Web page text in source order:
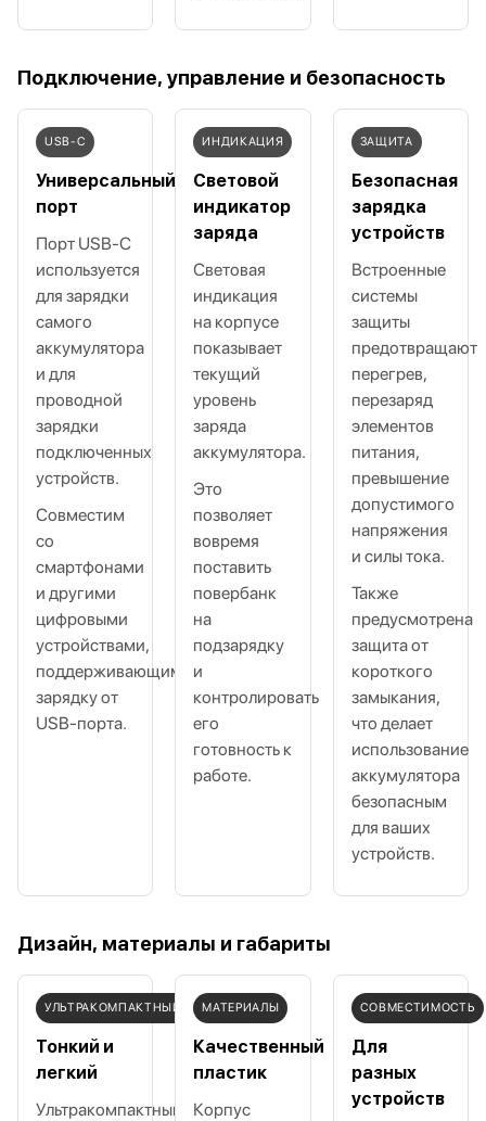
Подключение, управление и безопасность
USB‑C
Универсальный
порт
Порт USB‑C
используется
для зарядки
самого
аккумулятора
и для
проводной
зарядки
подключенных
устройств.
Совместим
со
смартфонами
и другими
цифровыми
устройствами,
поддерживающими
зарядку от
USB‑порта.
ИНДИКАЦИЯ
Световой
индикатор
заряда
Световая
индикация
на корпусе
показывает
текущий
уровень
заряда
аккумулятора.
Это
позволяет
вовремя
поставить
повербанк
на
подзарядку
и
контролировать
его
готовность к
работе.
ЗАЩИТА
Безопасная
зарядка
устройств
Встроенные
системы
защиты
предотвращают
перегрев,
перезаряд
элементов
питания,
превышение
допустимого
напряжения
и силы тока.
Также
предусмотрена
защита от
короткого
замыкания,
что делает
использование
аккумулятора
безопасным
для ваших
устройств.
Дизайн, материалы и габариты
УЛЬТРАКОМПАКТНЫЙ
Тонкий и
легкий
Ультракомпактный
МАТЕРИАЛЫ
Качественный
пластик
Корпус
СОВМЕСТИМОСТЬ
Для
разных
устройств